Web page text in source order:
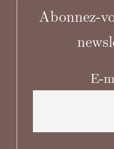
Abonnez-
E-